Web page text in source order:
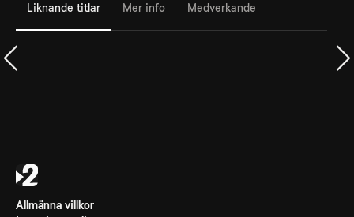
Liknande titlar Mer info Medverkande
Allmänna villkor